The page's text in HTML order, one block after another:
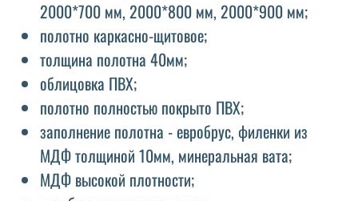
2000*700 мм, 2000*800 мм, 2000*900 мм;
полотно каркасно-щитовое;
толщина полотна 40мм;
облицовка ПВХ;
полотно полностью покрыто ПВХ;
заполнение полотна - евробрус, филенки из
МДФ толщиной 10мм, минеральная вата;
МДФ высокой плотности;